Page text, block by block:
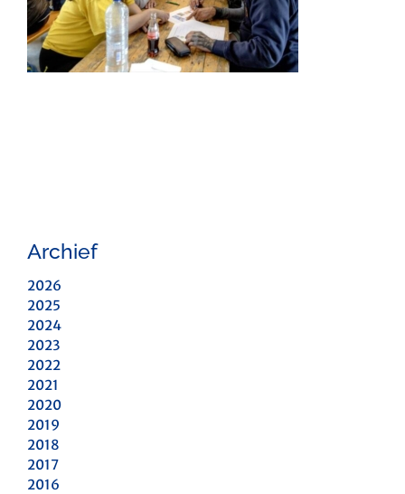
Archief
2026
2025
2024
2023
2022
2021
2020
2019
2018
2017
2016